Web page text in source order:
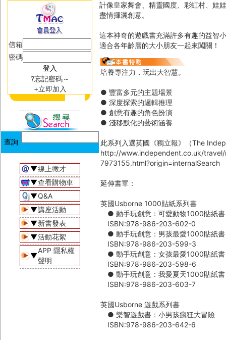
信箱
密碼
?忘記密碼～
+立即加入
▼線上徵才
▼查看購物車
▼Q&A
▼講座活動
▼新書發表
▼活動花絮
▼
APP 隱私權
聲明
計像皇家舞會、精靈國度、彩虹村、娃
盡情揮灑創意。
這本神奇的遊戲書充滿許多有趣的益智
適合各年齡層的大小朋友一起來闖關！
培養專注力，玩出大智慧。
● 豐富多元的主題場景
● 深度探索的邏輯推理
● 創意有趣的角色扮演
● 淺移默化的藝術涵養
此系列入選英國《獨立報》（The
http://www.independent.co.uk/
7973155.html?origin=internalSearch
延伸書單：
英國Usborne 1000貼紙系列書
● 動手玩創意：可愛動物1000貼紙書
ISBN:978-986-203-602-0
● 動手玩創意：男孩最愛1000貼紙書
ISBN:978-986-203-599-3
● 動手玩創意：女孩最愛1000貼紙書
ISBN:978-986-203-598-6
● 動手玩創意：我愛夏天1000貼紙書
ISBN:978-986-203-603-7
英國Usborne 遊戲系列書
● 樂智遊戲書：小男孩瘋狂大冒險
ISBN:978-986-203-642-6